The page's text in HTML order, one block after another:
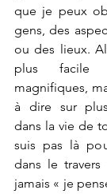
que je peux
gens, des
ou des lieux.
plus facile
magnifiques,
à dire sur
dans la vie de
suis pas là
dans le
jamais « je